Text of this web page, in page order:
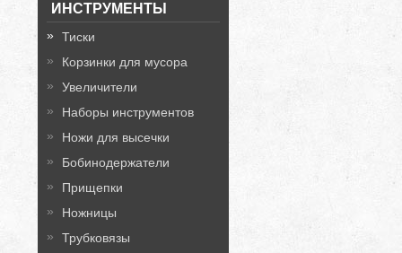
ИНСТРУМЕНТЫ
Тиски
Корзинки для мусора
Увеличители
Наборы инструментов
Ножи для высечки
Бобинодержатели
Прищепки
Ножницы
Трубковязы